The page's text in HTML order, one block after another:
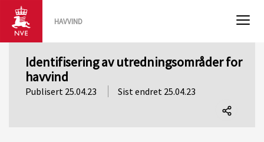
HAVVIND
Identifisering av utredningsområder for
havvind
Publisert 25.04.23 Sist endret 25.04.23